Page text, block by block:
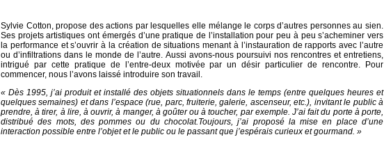
Sylvie Cotton, propose des actions par lesquelles elle mélange le corps d’autres personnes au sien.
Ses projets artistiques ont émergés d’une pratique de l’installation pour peu à peu s’acheminer vers
la performance et s’ouvrir à la création de situations menant à l’instauration de rapports avec l’autre
ou d’infiltrations dans le monde de l’autre. Aussi avons-nous poursuivi nos rencontres et entretiens,
intrigué par cette pratique de l’entre-deux motivée par un désir particulier de rencontre. Pour
commencer, nous l’avons laissé introduire son travail.
« Dès 1995, j’ai produit et installé des objets situationnels dans le temps (entre quelques heures et
quelques semaines) et dans l’espace (rue, parc, fruiterie, galerie, ascenseur, etc.), invitant le public à
prendre, à tirer, à lire, à ouvrir, à manger, à goûter ou à toucher, par exemple. J’ai fait du porte à porte,
distribué des mots, des pommes ou du chocolat.Toujours, j’ai proposé la mise en place d’une
interaction possible entre l’objet et le public ou le passant que j’espérais curieux et gourmand. »